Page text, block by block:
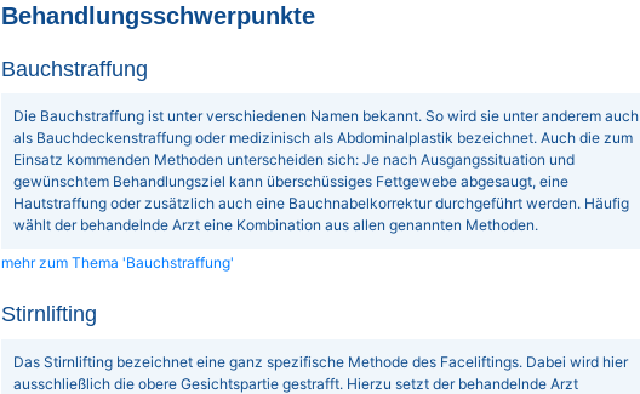
Behandlungsschwerpunkte
Bauchstraffung
Die Bauchstraffung ist unter verschiedenen Namen bekannt. So wird sie unter anderem auch
als Bauchdeckenstraffung oder medizinisch als Abdominalplastik bezeichnet. Auch die zum
Einsatz kommenden Methoden unterscheiden sich: Je nach Ausgangssituation und
gewünschtem Behandlungsziel kann überschüssiges Fettgewebe abgesaugt, eine
Hautstraffung oder zusätzlich auch eine Bauchnabelkorrektur durchgeführt werden. Häufig
wählt der behandelnde Arzt eine Kombination aus allen genannten Methoden.
mehr zum Thema 'Bauchstraffung'
Stirnlifting
Das Stirnlifting bezeichnet eine ganz spezifische Methode des Faceliftings. Dabei wird hier
ausschließlich die obere Gesichtspartie gestrafft. Hierzu setzt der behandelnde Arzt